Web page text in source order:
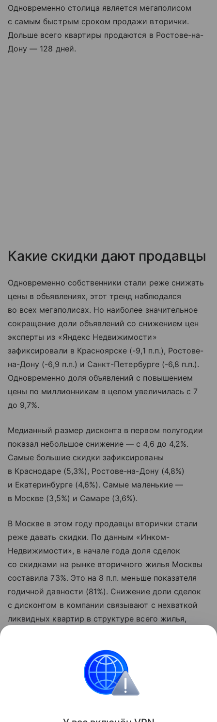
Одновременно столица является мегаполисом
с самым быстрым сроком продажи вторички.
Дольше всего квартиры продаются в Ростове-на-
Дону — 128 дней.
Какие скидки дают продавцы
Одновременно собственники стали реже снижать
цены в объявлениях, этот тренд наблюдался
во всех мегаполисах. Но наиболее значительное
сокращение доли объявлений со снижением цен
эксперты из «Яндекс Недвижимости»
зафиксировали в Красноярске (-9,1 п.п.), Ростове-
на-Дону (-6,9 п.п.) и Санкт-Петербурге (-6,8 п.п.).
Одновременно доля объявлений с повышением
цены по миллионникам в целом увеличилась с 7
до 9,7%.
Медианный размер дисконта в первом полугодии
показал небольшое снижение — с 4,6 до 4,2%.
Самые большие скидки зафиксированы
в Краснодаре (5,3%), Ростове-на-Дону (4,8%)
и Екатеринбурге (4,6%). Самые маленькие —
в Москве (3,5%) и Самаре (3,6%).
В Москве в этом году продавцы вторички стали
реже давать скидки. По данным «Инком-
Недвижимости», в начале года доля сделок
со скидками на рынке вторичного жилья Москвы
составила 73%. Это на 8 п.п. меньше показателя
годичной давности (81%). Снижение доли сделок
с дисконтом в компании связывают с нехваткой
ликвидных квартир в структуре всего жилья,
идти на условия собственников.
Городская недвижимость
Поделиться